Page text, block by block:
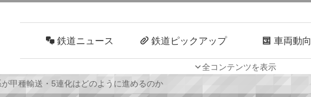
全コンテンツを表示
鉄道ニュース 鉄道ピックアップ 車両動向
車両技術 路線探訪 ルール
甲種輸送・5連化はどのように進めるのか